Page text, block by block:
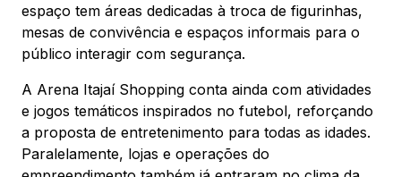
Vitrine virtual
espaço tem áreas dedicadas à troca de figurinhas,
mesas de convivência e espaços informais para o
público interagir com segurança.
A Arena Itajaí Shopping conta ainda com atividades
e jogos temáticos inspirados no futebol, reforçando
a proposta de entretenimento para todas as idades.
Paralelamente, lojas e operações do